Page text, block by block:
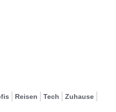
Reisen Tech Zuhause